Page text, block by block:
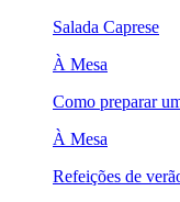
Salada Caprese
À Mesa
Como preparar
À Mesa
Refeições de